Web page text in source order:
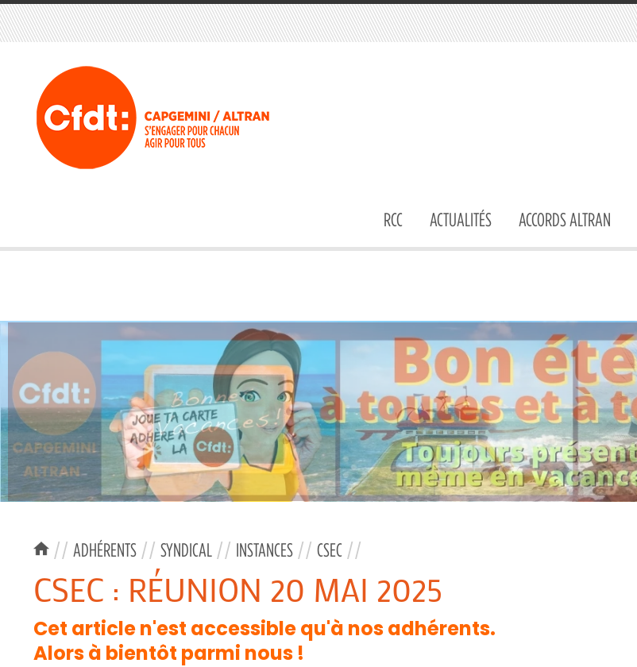
RCC ACTUALITÉS ACCORDS ALTRAN
// ADHÉRENTS // SYNDICAL // INSTANCES // CSEC //
CSEC : RÉUNION 20 MAI 2025
Cet article n'est accessible qu'à nos adhérents.
Alors à bientôt parmi nous !